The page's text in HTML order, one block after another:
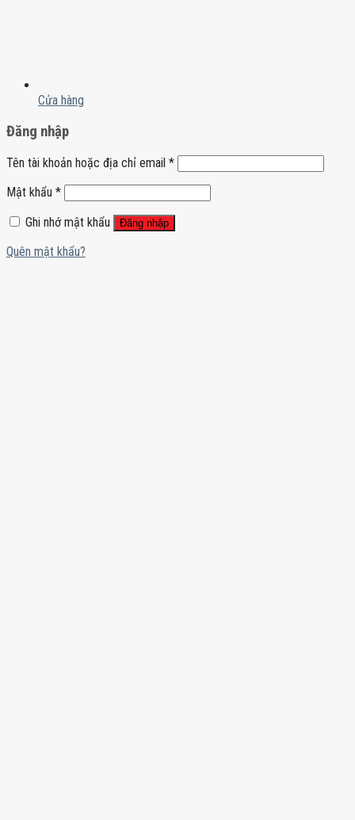
Cửa hàng
Đăng nhập
Tên tài khoản hoặc địa chỉ email *
Mật khẩu *
Ghi nhớ mật khẩu
Đăng nhập
Quên mật khẩu?